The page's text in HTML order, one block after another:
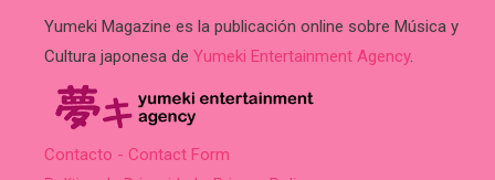
Yumeki Magazine es la publicación online sobre Música y
Cultura japonesa de Yumeki Entertainment Agency.
Contacto - Contact Form